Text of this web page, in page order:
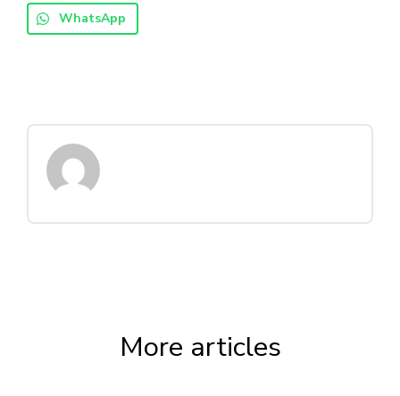
WhatsApp
More articles